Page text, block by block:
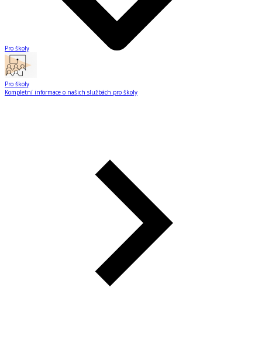
Pro školy
Pro školy
Kompletní informace o našich službách pro školy